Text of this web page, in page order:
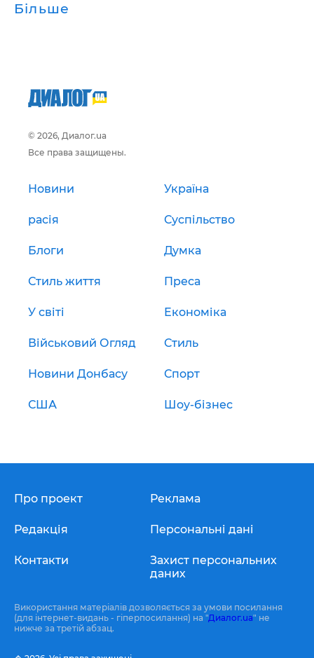
Більше
© 2026, Диалог.ua
Все права защищены.
Новини Україна
расія Суспільство
Блоги Думка
Стиль життя Преса
У світі Економіка
Військовий Огляд Стиль
Новини Донбасу Спорт
США Шоу-бізнес
Про проект
Редакція
Контакти
Реклама
Персональні дані
Захист персональних
даних
Використання матеріалів дозволяється за умови посилання
(для інтернет-видань - гіперпосилання) на "Диалог.ua" не
нижче за третій абзац.